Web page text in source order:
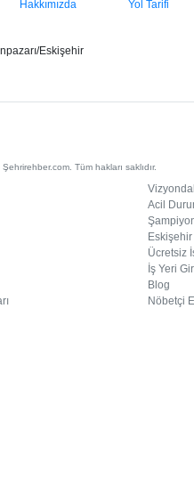
Hakkımızda Yol Tarifi
Eskişehir
Tüm hakları saklıdır.
Acil
Ücretsiz
İş Yeri
Blog
Nöbetçi